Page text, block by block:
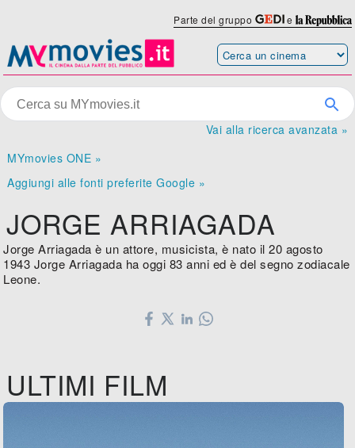
Parte del gruppo e
Vai alla ricerca avanzata »
MYmovies ONE »
Aggiungi alle fonti preferite Google »
JORGE ARRIAGADA
Jorge Arriagada è un attore, musicista, è nato il 20 agosto
1943 Jorge Arriagada ha oggi 83 anni ed è del segno zodiacale
Leone.
ULTIMI FILM